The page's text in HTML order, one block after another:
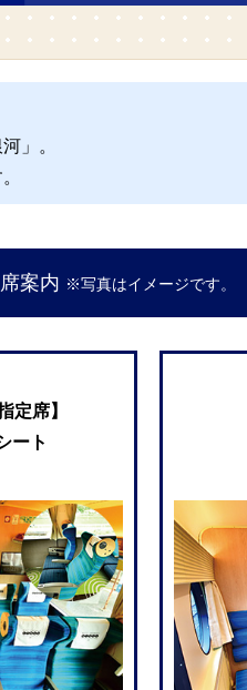
」。
案内 ※写真はイメージです。
定席】
ート